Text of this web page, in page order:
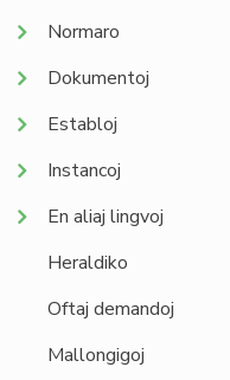
Normaro
Dokumentoj
Establoj
Instancoj
En aliaj lingvoj
Heraldiko
Oftaj demandoj
Mallongigoj